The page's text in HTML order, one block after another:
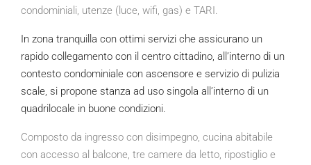
condominiali, utenze (luce, wifi, gas) e TARI.
In zona tranquilla con ottimi servizi che assicurano un
rapido collegamento con il centro cittadino, all’interno di un
contesto condominiale con ascensore e servizio di pulizia
scale, si propone stanza ad uso singola all’interno di un
quadrilocale in buone condizioni.
Composto da ingresso con disimpegno, cucina abitabile
con accesso al balcone, tre camere da letto, ripostiglio e